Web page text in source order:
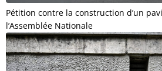
Pétition contre la construction d’un
l’Assemblée Nationale